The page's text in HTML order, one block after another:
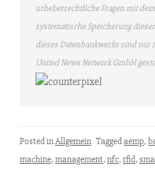
urheberrechtliche Fragen mit
systematische Speicherung
dieses Datenbankwerks sind
United News Network GmbH
Posted inAllgemein Taggedaemp,
machine,management,nfc,rfid,